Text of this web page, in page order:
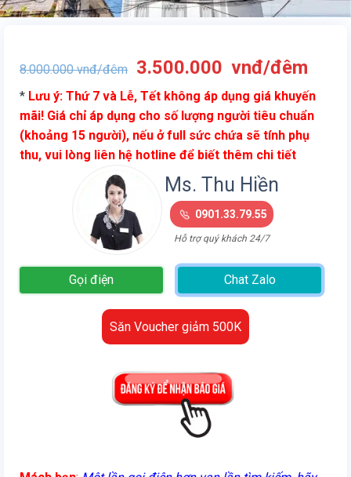
8.000.000vnđ/đêm
Giá
gốc
là:
8.000.000
vnđ/
đêm.
3.500.000 vnđ/đêmGiá
hiện
tại
là:
* Lưu ý: Thứ 7 và Lễ, Tết không áp dụng giá khuyến
mãi! Giá chỉ áp dụng cho số lượng người tiêu chuẩn
(khoảng 15 người), nếu ở full sức chứa sẽ tính phụ
thu, vui lòng liên hệ hotline để biết thêm chi tiết
Ms. Thu Hiền
0901.33.79.55
Hỗ trợ quý khách 24/7
Gọi điện Chat Zalo
Săn Voucher giảm 500K